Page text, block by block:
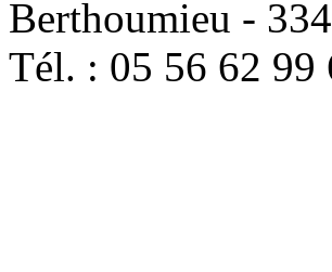
Berthoumieu -
Tél. : 05 56 62 99